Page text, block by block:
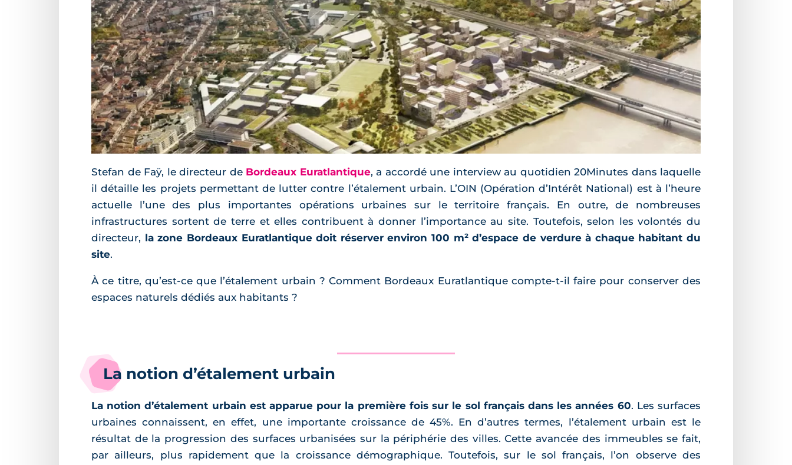
Stefan de Faÿ, le directeur de Bordeaux Euratlantique, a accordé une interview au quotidien 20Minutes dans laquelle
il détaille les projets permettant de lutter contre l’étalement urbain. L’OIN (Opération d’Intérêt National) est à l’heure
actuelle l’une des plus importantes opérations urbaines sur le territoire français. En outre, de nombreuses
infrastructures sortent de terre et elles contribuent à donner l’importance au site. Toutefois, selon les volontés du
directeur, la zone Bordeaux Euratlantique doit réserver environ 100 m² d’espace de verdure à chaque habitant du
site.
À ce titre, qu’est-ce que l’étalement urbain ? Comment Bordeaux Euratlantique compte-t-il faire pour conserver des
espaces naturels dédiés aux habitants ?
La notion d’étalement urbain
La notion d’étalement urbain est apparue pour la première fois sur le sol français dans les années 60. Les surfaces
urbaines connaissent, en effet, une importante croissance de 45%. En d’autres termes, l’étalement urbain est le
résultat de la progression des surfaces urbanisées sur la périphérie des villes. Cette avancée des immeubles se fait,
par ailleurs, plus rapidement que la croissance démographique. Toutefois, sur le sol français, l’on observe des